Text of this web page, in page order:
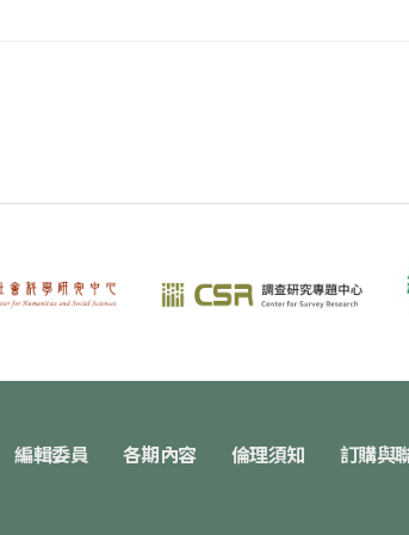
編輯委員 各期內容 倫理須知 訂購與